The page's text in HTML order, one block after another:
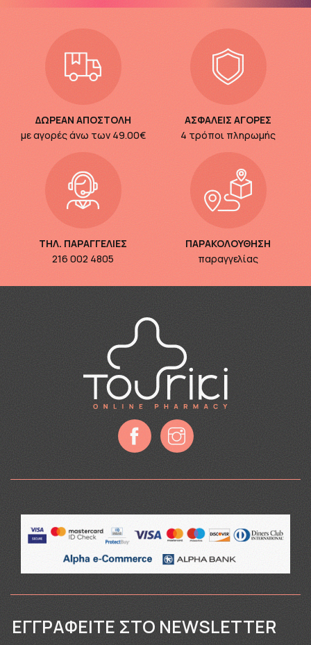
ΔΩΡΕΑΝ ΑΠΟΣΤΟΛΗ
με αγορές άνω των 49.00€
ΑΣΦΑΛΕΙΣ ΑΓΟΡΕΣ
4 τρόποι πληρωμής
ΤΗΛ. ΠΑΡΑΓΓΕΛΙΕΣ
216 002 4805
ΠΑΡΑΚΟΛΟΥΘΗΣΗ
παραγγελίας
ΕΓΓΡΑΦΕΊΤΕ ΣΤΟ NEWSLETTER